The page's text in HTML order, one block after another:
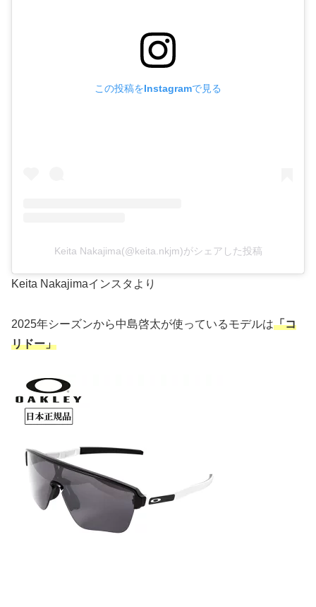
この投稿をInstagramで見る
Keita Nakajima(@keita.nkjm)がシェアした投稿
Keita Nakajimaインスタより
2025年シーズンから中島啓太が使っているモデルは「コ
リドー」